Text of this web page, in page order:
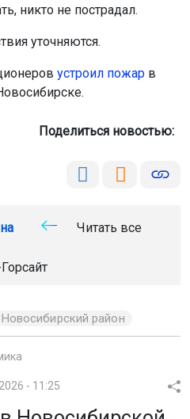
никто не пострадал.
уточняются.
устроил пожар в
Поделиться новостью:
Читать все
Новосибирский район
- 11:25